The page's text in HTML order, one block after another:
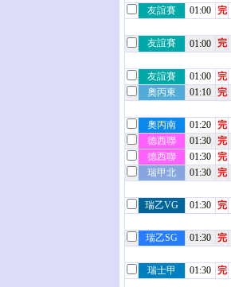
友誼賽
01:00 完
友誼賽
01:00 完
友誼賽
01:00 完
奧丙東
01:10 完
奧丙南
01:20 完
德西聯
01:30 完
德西聯
01:30 完
瑞甲北
01:30 完
瑞乙VG
01:30 完
瑞乙SG
01:30 完
瑞士甲
01:30 完